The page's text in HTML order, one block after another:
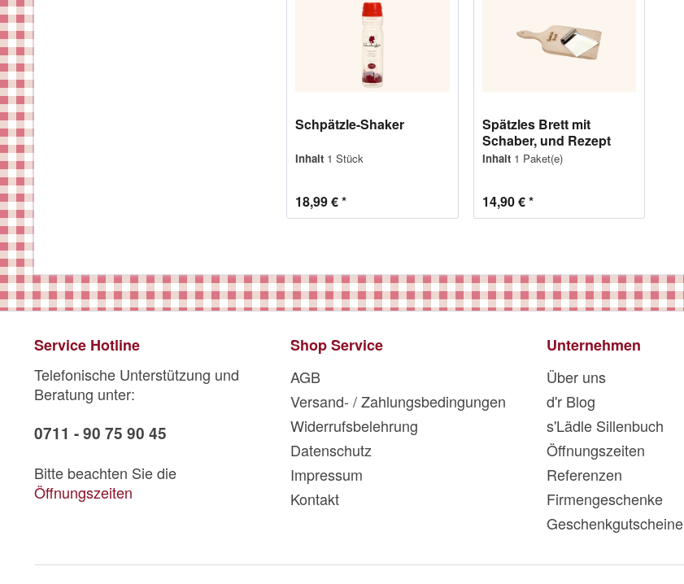
Schpätzle-Shaker
Inhalt 1 Stück
18,99 € *
Spätzles Brett mit
Schaber, und Rezept
Inhalt 1 Paket(e)
14,90 € *
Service Hotline
Telefonische Unterstützung und
Beratung unter:
0711 - 90 75 90 45
Bitte beachten Sie die
Öffnungszeiten
Shop Service
AGB
Versand- / Zahlungsbedingungen
Widerrufsbelehrung
Datenschutz
Impressum
Kontakt
Unternehmen
Über uns
d'r Blog
s'Lädle Sillenbuch
Öffnungszeiten
Referenzen
Firmengeschenke
Geschenkgutscheine